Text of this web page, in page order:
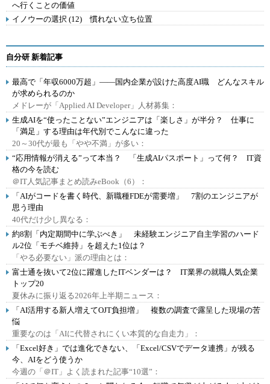
へ行くことの価値
イノウーの選択 (12) 慣れない立ち位置
自分研 新着記事
最高で「年収6000万超」――国内企業が設けた高度AI職 どんなスキル
が求められるのか
メドレーが「Applied AI Developer」人材募集：
生成AIを“使ったことない”エンジニアは「楽しさ」が半分？ 仕事に
「満足」する理由は年代別でこんなに違った
20～30代が最も「やや不満」が多い：
“応用情報が消える”って本当？ 「生成AIパスポート」って何？ IT資
格の今を読む
＠IT人気記事まとめ読みeBook（6）：
「AIがコードを書く時代、新職種FDEが需要増」 7割のエンジニアが
思う理由
40代だけ少し異なる：
約8割「内定期間中に学ぶべき」 未経験エンジニア自主学習のハード
ル2位「モチベ維持」を超えた1位は？
「やる必要ない」派の理由とは：
富士通を抜いて2位に躍進したITベンダーは？ IT業界の就職人気企業
トップ20
夏休みに振り返る2026年上半期ニュース：
「AI活用する新人増えてOJT負担増」 複数の調査で露呈した現場の苦
悩
重要なのは「AIに代替されにくい本質的な自走力」：
「Excel好き」では進化できない、「Excel/CSVでデータ連携」が残る
今、AIをどう使うか
今週の「＠IT」よく読まれた記事“10選”：